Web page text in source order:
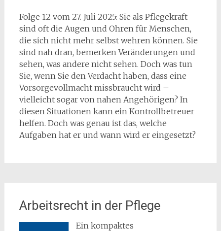
Folge 12 vom 27. Juli 2025: Sie als Pflegekraft
sind oft die Augen und Ohren für Menschen,
die sich nicht mehr selbst wehren können. Sie
sind nah dran, bemerken Veränderungen und
sehen, was andere nicht sehen. Doch was tun
Sie, wenn Sie den Verdacht haben, dass eine
Vorsorgevollmacht missbraucht wird –
vielleicht sogar von nahen Angehörigen? In
diesen Situationen kann ein Kontrollbetreuer
helfen. Doch was genau ist das, welche
Aufgaben hat er und wann wird er eingesetzt?
Arbeitsrecht in der Pflege
Ein kompaktes